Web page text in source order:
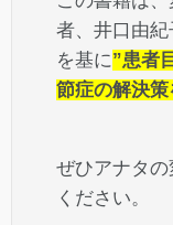
者、井口由
を基に”患者
節症の解決
ぜひアナタ
ください。